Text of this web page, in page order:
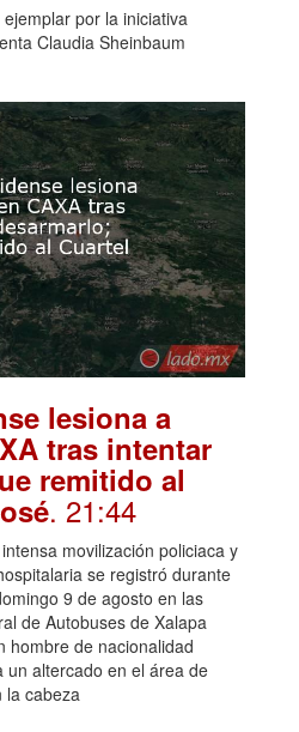
por la iniciativa
Claudia Sheinbaum
lesiona a
tras intentar
remitido al
. 21:44
movilización policiaca y
se registró durante
9 de agosto en las
de Autobuses de Xalapa
hombre de nacionalidad
un altercado en el área de
la cabeza